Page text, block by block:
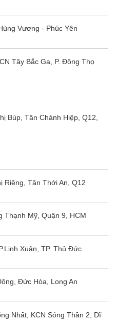
Vương - Phúc Yên
Tây Bắc Ga, P. Đông Thọ
Búp, Tân Chánh Hiệp, Q12,
Riêng, Tân Thới An, Q12
Thạnh Mỹ, Quận 9, HCM
Xuân, TP. Thủ Đức
Đức Hòa, Long An
Nhất, KCN Sóng Thần 2, Dĩ